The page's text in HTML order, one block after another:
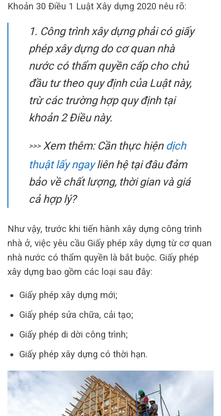
Khoản 30 Điều 1 Luật Xây dựng 2020 nêu rõ:
1. Công trình xây dựng phải có giấy
phép xây dựng do cơ quan nhà
nước có thẩm quyền cấp cho chủ
đầu tư theo quy định của Luật này,
trừ các trường hợp quy định tại
khoản 2 Điều này.
>>>Xem thêm: Cần thực hiện dịch
thuật lấy ngayliên hệ tại đâu đảm
bảo về chất lượng, thời gian và giá
cả hợp lý?
Như vậy, trước khi tiến hành xây dựng công trình
nhà ở, việc yêu cầu Giấy phép xây dựng từ cơ quan
nhà nước có thẩm quyền là bắt buộc. Giấy phép
xây dựng bao gồm các loại sau đây:
Giấy phép xây dựng mới;
Giấy phép sửa chữa, cải tạo;
Giấy phép di dời công trình;
Giấy phép xây dựng có thời hạn.